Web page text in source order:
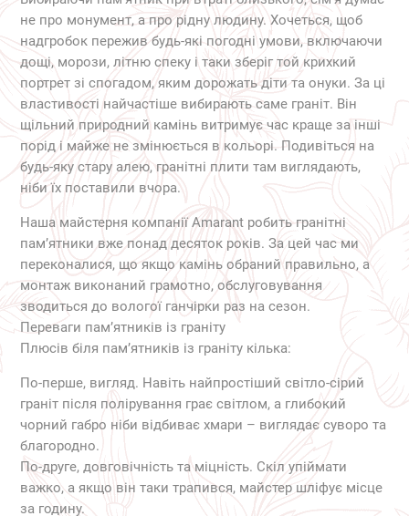
не про монумент, а про рідну людину. Хочеться, щоб
надгробок пережив будь-які погодні умови, включаючи
дощі, морози, літню спеку і таки зберіг той крихкий
портрет зі спогадом, яким дорожать діти та онуки. За ці
властивості найчастіше вибирають саме граніт. Він
щільний природний камінь витримує час краще за інші
порід і майже не змінюється в кольорі. Подивіться на
будь-яку стару алею, гранітні плити там виглядають,
ніби їх поставили вчора.
Наша майстерня компанії Amarant робить гранітні
пам’ятники вже понад десяток років. За цей час ми
переконалися, що якщо камінь обраний правильно, а
монтаж виконаний грамотно, обслуговування
зводиться до вологої ганчірки раз на сезон.
Переваги пам’ятників із граніту
Плюсів біля пам’ятників із граніту кілька:
По-перше, вигляд. Навіть найпростіший світло-сірий
граніт після полірування грає світлом, а глибокий
чорний габро ніби відбиває хмари – виглядає суворо та
благородно.
По-друге, довговічність та міцність. Скіл упіймати
важко, а якщо він таки трапився, майстер шліфує місце
за годину.